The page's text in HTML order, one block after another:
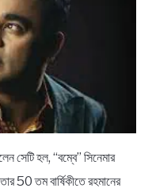
সেটি হল, “বম্বে” সিনেমার
50 তম বার্ষিকীতে রহমানের